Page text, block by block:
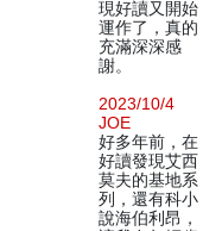
現好讀又開始
運作了，真的
充滿深深感
謝。
2023/10/4
JOE
好多年前，在
好讀發現艾西
莫夫的基地系
列，還有科小
說海伯利昂，